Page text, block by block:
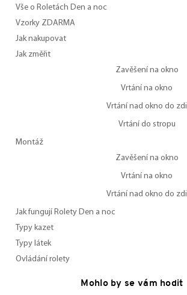
Vše o Roletách Den a noc
Vzorky ZDARMA
Jak nakupovat
Jak změřit
Zavěšení na okno
Vrtání na okno
Vrtání nad okno do zdi
Vrtání do stropu
Montáž
Zavěšení na okno
Vrtání na okno
Vrtání nad okno do zdi
Jak fungují Rolety Den a noc
Typy kazet
Typy látek
Ovládání rolety
Mohlo by se vám hodit